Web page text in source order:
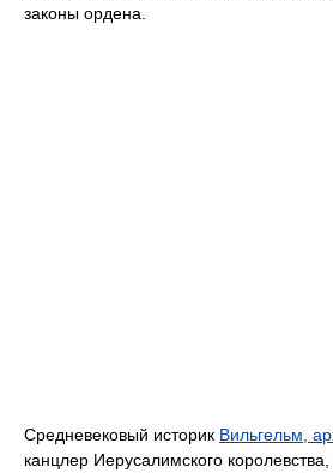
законы ордена.
Средневековый историк Вильгельм,
канцлер Иерусалимского